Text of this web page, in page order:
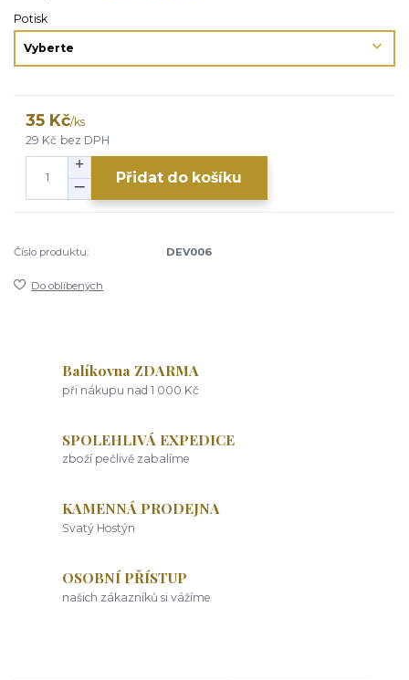
Potisk
35 Kč/ks
29 Kč bez DPH
Přidat do košíku
Číslo produktu: DEV006
Do oblíbených
Balíkovna ZDARMA
při nákupu nad 1 000 Kč
SPOLEHLIVÁ EXPEDICE
zboží pečlivě zabalíme
KAMENNÁ PRODEJNA
Svatý Hostýn
OSOBNÍ PŘÍSTUP
našich zákazníků si vážíme